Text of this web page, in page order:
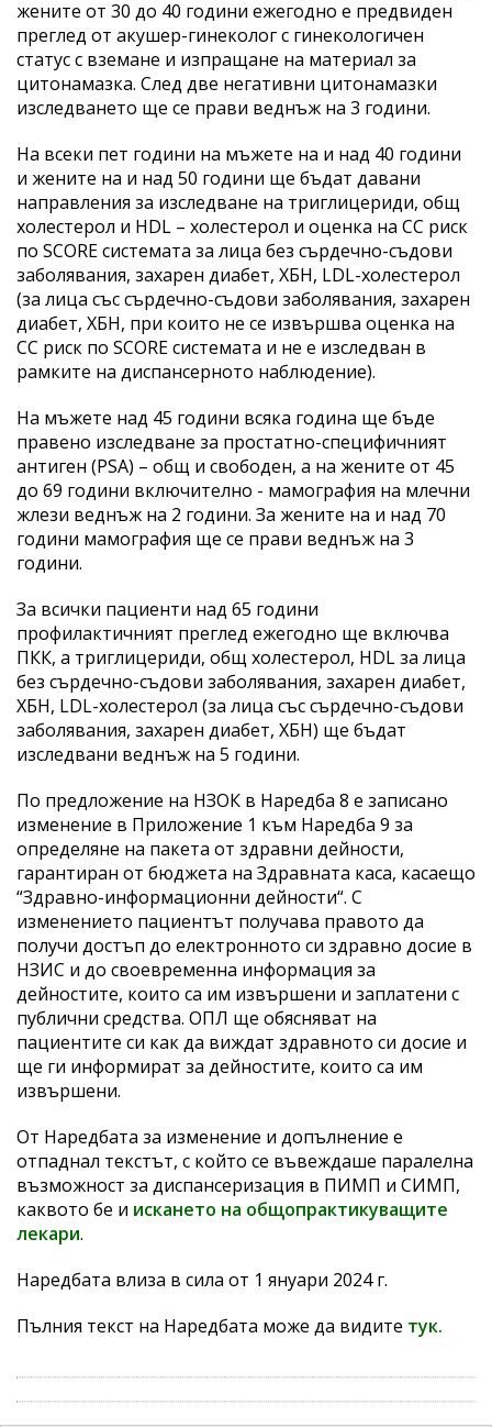
жените от 30 до 40 години ежегодно е предвиден
преглед от акушер-гинеколог с гинекологичен
статус с вземане и изпращане на материал за
цитонамазка. След две негативни цитонамазки
изследването ще се прави веднъж на 3 години.
На всеки пет години на мъжете на и над 40 години
и жените на и над 50 години ще бъдат давани
направления за изследване на триглицериди, общ
холестерол и HDL – холестерол и оценка на СС риск
по SCORE системата за лица без сърдечно-съдови
заболявания, захарен диабет, ХБН, LDL-холестерол
(за лица със сърдечно-съдови заболявания, захарен
диабет, ХБН, при които не се извършва оценка на
СС риск по SCORE системата и не е изследван в
рамките на диспансерното наблюдение).
На мъжете над 45 години всяка година ще бъде
правено изследване за простатно-специфичният
антиген (PSA) – общ и свободен, а на жените от 45
до 69 години включително - мамография на млечни
жлези веднъж на 2 години. За жените на и над 70
години мамография ще се прави веднъж на 3
години.
За всички пациенти над 65 години
профилактичният преглед ежегодно ще включва
ПКК, а триглицериди, общ холестерол, HDL за лица
без сърдечно-съдови заболявания, захарен диабет,
ХБН, LDL-холестерол (за лица със сърдечно-съдови
заболявания, захарен диабет, ХБН) ще бъдат
изследвани веднъж на 5 години.
По предложение на НЗОК в Наредба 8 е записано
изменение в Приложение 1 към Наредба 9 за
определяне на пакета от здравни дейности,
гарантиран от бюджета на Здравната каса, касаещо
“Здравно-информационни дейности“. С
изменението пациентът получава правото да
получи достъп до електронното си здравно досие в
НЗИС и до своевременна информация за
дейностите, които са им извършени и заплатени с
публични средства. ОПЛ ще обясняват на
пациентите си как да виждат здравното си досие и
ще ги информират за дейностите, които са им
извършени.
От Наредбата за изменение и допълнение е
отпаднал текстът, с който се въвеждаше паралелна
възможност за диспансеризация в ПИМП и СИМП,
каквото бе и искането на общопрактикуващите
лекари.
Наредбата влиза в сила от 1 януари 2024 г.
Пълния текст на Наредбата може да видите тук.